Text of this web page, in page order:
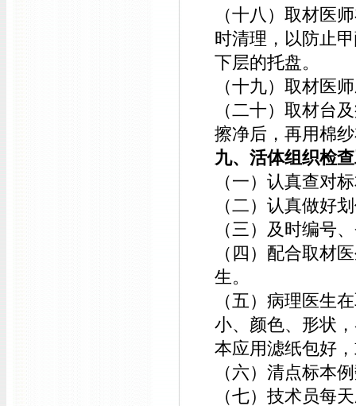
（十八）取材医
时清理，以防止
下层的托盘。
（十九）取材医
（二十）取材台
擦净后，再用棉
九、活体组织检
（一）认真查对
（二）认真做好
（三）及时编号
（四）配合取材
生。
（五） 病理 医生
小、颜色、形状
本应用滤纸包好
（六）清点标本
（七）技术员每